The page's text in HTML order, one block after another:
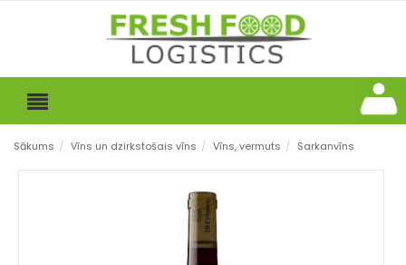
Sākums / Vīns un dzirkstošais vīns / Vīns, vermuts / Sarkanvīns